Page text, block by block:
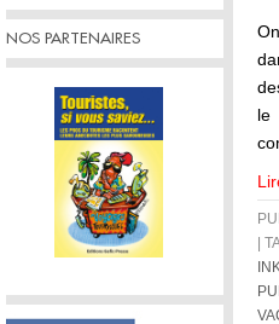
NOS PARTENAIRES
le
|